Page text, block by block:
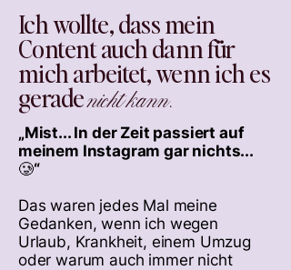
Ich wollte, dass mein
Content auch dann für
mich arbeitet, wenn ich es
geradenicht kann.
„Mist... In der Zeit passiert auf
meinem Instagram gar nichts...
🥲“
Das waren jedes Mal meine
Gedanken, wenn ich wegen
Urlaub, Krankheit, einem Umzug
oder warum auch immer nicht